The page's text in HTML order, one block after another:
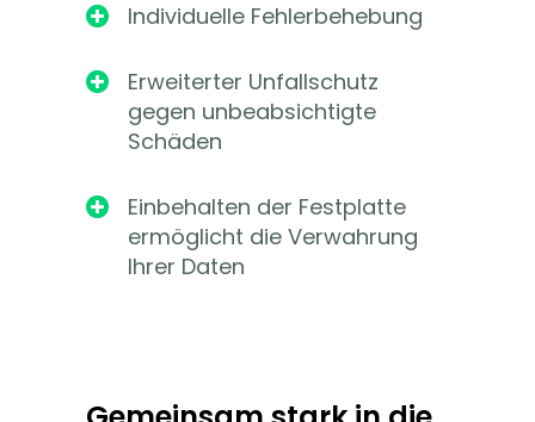
 Individuelle Fehlerbehebung

Erweiterter Unfallschutz
gegen unbeabsichtigte
Schäden

Einbehalten der Festplatte
ermöglicht die Verwahrung
Ihrer Daten